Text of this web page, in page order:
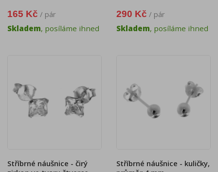
165 Kč / pár
Skladem, posíláme ihned
290 Kč / pár
Skladem, posíláme ihned
Stříbrné náušnice - čirý
Stříbrné náušnice - kuličky,